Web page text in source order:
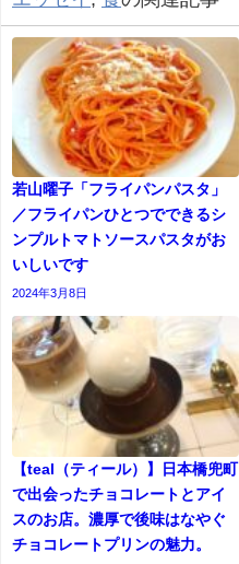
若山曜子「フライパンパスタ」
／フライパンひとつでできるシ
ンプルトマトソースパスタがお
いしいです
2024年3月8日
【teal（ティール）】日本橋兜町
で出会ったチョコレートとアイ
スのお店。濃厚で後味はなやぐ
チョコレートプリンの魅力。